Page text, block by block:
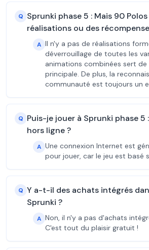
Q Sprunki phase 5 : Mais 90
réalisations ou des
A Il n'y a pas de réalisations
déverrouillage de toutes les
animations combinées sert
principale. De plus, la
communauté est toujours un
Q Puis-je jouer à Sprunki phase 5
hors ligne ?
A Une connexion Internet est
pour jouer, car le jeu est basé
Q Y a-t-il des achats intégrés
Sprunki ?
A Non, il n'y a pas d'achats
C'est tout du plaisir gratuit !